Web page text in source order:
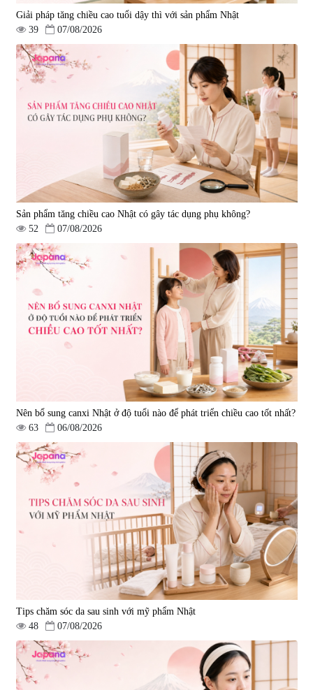
Sleepy Nhật Bản 80 viên
|13.760
580.000 đ
điều trị đột quỵ Biken Kinase
Gold 60 viên
|0
1.570.000 đ
Giải pháp tăng chiều cao tuổi dậy thì với sản phẩm Nhật
39
07/08/2026
Sản phẩm tăng chiều cao Nhật có gây tác dụng phụ không?
52
07/08/2026
Nên bổ sung canxi Nhật ở độ tuổi nào để phát triển chiều cao tốt nhất?
63
06/08/2026
Tips chăm sóc da sau sinh với mỹ phẩm Nhật
48
07/08/2026